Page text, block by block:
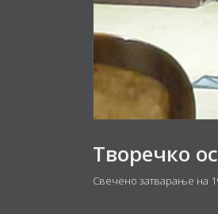
Творечко
Свечено затварање на